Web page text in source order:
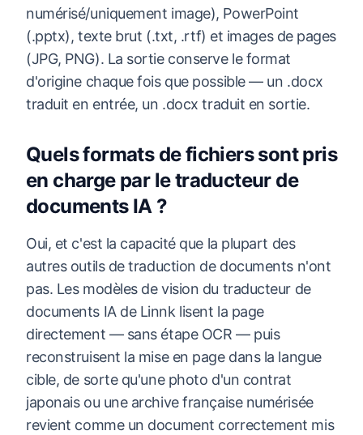
numérisé/uniquement image), PowerPoint
(.pptx), texte brut (.txt, .rtf) et images de pages
(JPG, PNG). La sortie conserve le format
d'origine chaque fois que possible — un .docx
traduit en entrée, un .docx traduit en sortie.
Quels formats de fichiers sont pris
en charge par le traducteur de
documents IA ?
Oui, et c'est la capacité que la plupart des
autres outils de traduction de documents n'ont
pas. Les modèles de vision du traducteur de
documents IA de Linnk lisent la page
directement — sans étape OCR — puis
reconstruisent la mise en page dans la langue
cible, de sorte qu'une photo d'un contrat
japonais ou une archive française numérisée
revient comme un document correctement mis